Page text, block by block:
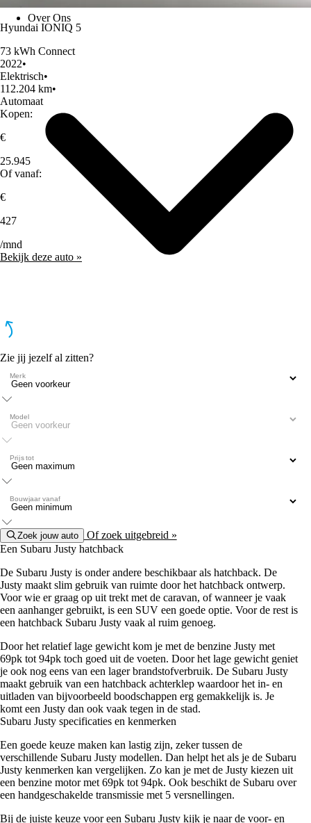
Over Ons
Hyundai IONIQ 5
73 kWh Connect
2022•
Elektrisch•
112.204 km•
Automaat
Kopen:
€
25.945
Of vanaf:
€
427
/mnd
Bekijk deze auto »
Zie jij jezelf al zitten?
Merk
Model
Prijs tot
Bouwjaar vanaf
Zoek jouw auto
Of zoek uitgebreid »
Een Subaru Justy hatchback
De Subaru Justy is onder andere beschikbaar als hatchback. De
Justy maakt slim gebruik van ruimte door het hatchback ontwerp.
Voor wie er graag op uit trekt met de caravan, of wanneer je vaak
een aanhanger gebruikt, is een SUV een goede optie. Voor de rest is
een hatchback Subaru Justy vaak al ruim genoeg.
Door het relatief lage gewicht kom je met de benzine Justy met
69pk tot 94pk toch goed uit de voeten. Door het lage gewicht geniet
je ook nog eens van een lager brandstofverbruik. De Subaru Justy
maakt gebruik van een hatchback achterklep waardoor het in- en
uitladen van bijvoorbeeld boodschappen erg gemakkelijk is. Je
komt een Justy dan ook vaak tegen in de stad.
Subaru Justy specificaties en kenmerken
Een goede keuze maken kan lastig zijn, zeker tussen de
verschillende Subaru Justy modellen. Dan helpt het als je de Subaru
Justy kenmerken kan vergelijken. Zo kan je met de Justy kiezen uit
een benzine motor met 69pk tot 94pk. Ook beschikt de Subaru over
een handgeschakelde transmissie met 5 versnellingen.
Bij de juiste keuze voor een Subaru Justy kijk je naar de voor- en